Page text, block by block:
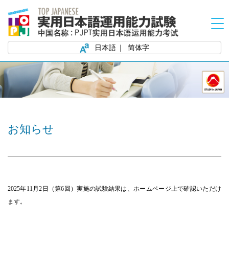
日本語 简体字
お知らせ
2025年11月2日（第6回）実施の試験結果は、 ホームページ上で確認いただけ
ます。